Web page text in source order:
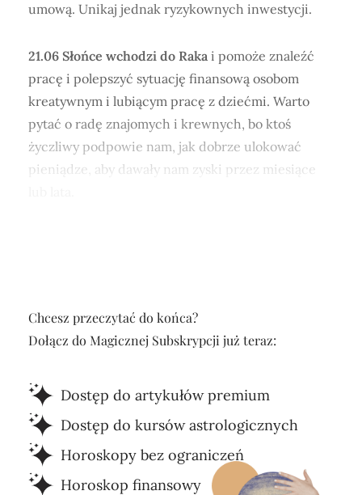
umową. Unikaj jednak ryzykownych inwestycji.
21.06 Słońce wchodzi do Raka i pomoże znaleźć
pracę i polepszyć sytuację finansową osobom
kreatywnym i lubiącym pracę z dziećmi. Warto
pytać o radę znajomych i krewnych, bo ktoś
życzliwy podpowie nam, jak dobrze ulokować
pieniądze, aby dawały nam zyski przez miesiące
Chcesz przeczytać do końca?
Dołącz do Magicznej Subskrypcji już teraz:
Dostęp do artykułów premium
Dostęp do kursów astrologicznych
Horoskopy bez ograniczeń
Horoskop finansowy